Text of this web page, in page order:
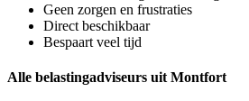
Geen zorgen en frustraties
Direct beschikbaar
Bespaart veel tijd
Alle belastingadviseurs uit Montfort